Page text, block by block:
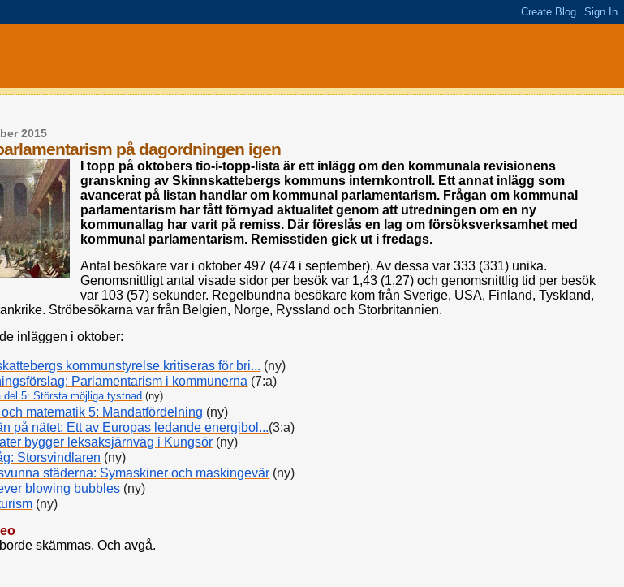
2015
på dagordningen igen
I topp på oktobers tio-i-topp-lista är ett inlägg om den kommunala revisionens
granskning av Skinnskattebergs kommuns internkontroll. Ett annat inlägg som
avancerat på listan handlar om kommunal parlamentarism. Frågan om kommunal
parlamentarism har fått förnyad aktualitet genom att utredningen om en ny
kommunallag har varit på remiss. Där föreslås en lag om försöksverksamhet med
kommunal parlamentarism. Remisstiden gick ut i fredags.
Antal besökare var i oktober 497 (474 i september). Av dessa var 333 (331) unika.
Genomsnittligt antal visade sidor per besök var 1,43 (1,27) och genomsnittlig tid per besök
var 103 (57) sekunder. Regelbundna besökare kom från Sverige, USA, Finland, Tyskland,
Ströbesökarna var från Belgien, Norge, Ryssland och Storbritannien.
inläggen i oktober:
kommunstyrelse kritiseras för bri... (ny)
Parlamentarism i kommunerna (7:a)
del 5: Största möjliga tystnad (ny)
matematik 5: Mandatfördelning (ny)
på nätet: Ett av Europas ledande energibol...(3:a)
bygger leksaksjärnväg i Kungsör (ny)
Storsvindlaren (ny)
städerna: Symaskiner och maskingevär (ny)
blowing bubbles (ny)
(ny)
skämmas. Och avgå.